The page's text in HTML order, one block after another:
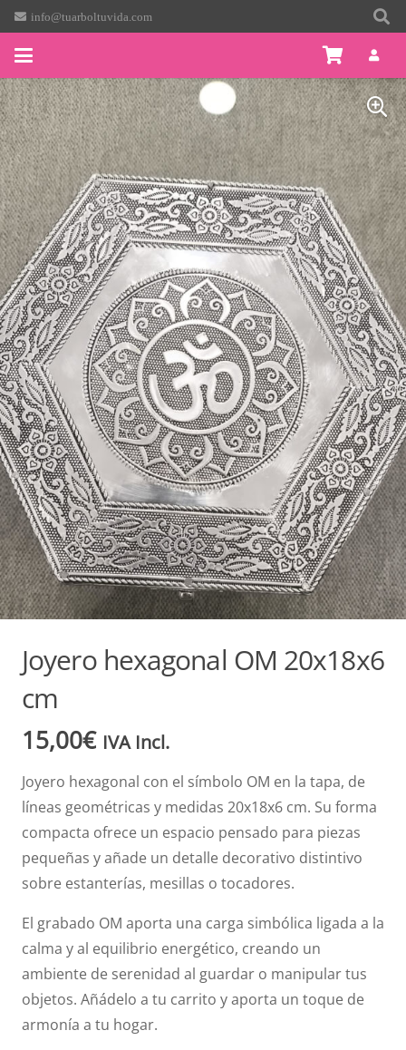
info@tuarboltuvida.com
Joyero hexagonal OM 20x18x6
cm
15,00€ IVA Incl.
Joyero hexagonal con el símbolo OM en la tapa, de
líneas geométricas y medidas 20x18x6 cm. Su forma
compacta ofrece un espacio pensado para piezas
pequeñas y añade un detalle decorativo distintivo
sobre estanterías, mesillas o tocadores.
El grabado OM aporta una carga simbólica ligada a la
calma y al equilibrio energético, creando un
ambiente de serenidad al guardar o manipular tus
objetos. Añádelo a tu carrito y aporta un toque de
armonía a tu hogar.